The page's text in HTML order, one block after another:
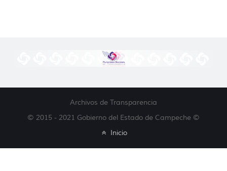
Archivos de Transparencia
© 2015 - 2021 Gobierno del Estado de Campeche ©
Inicio